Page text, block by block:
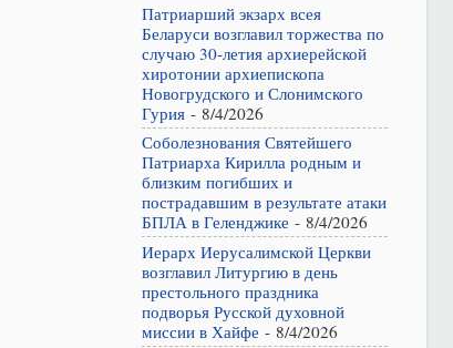
Патриарший экзарх всея
Беларуси возглавил торжества по
случаю 30-летия архиерейской
хиротонии архиепископа
Новогрудского и Слонимского
Гурия- 8/4/2026
Соболезнования Святейшего
Патриарха Кирилла родным и
близким погибших и
пострадавшим в результате атаки
БПЛА в Геленджике - 8/4/2026
Иерарх Иерусалимской Церкви
возглавил Литургию в день
престольного праздника
подворья Русской духовной
миссии в Хайфе - 8/4/2026